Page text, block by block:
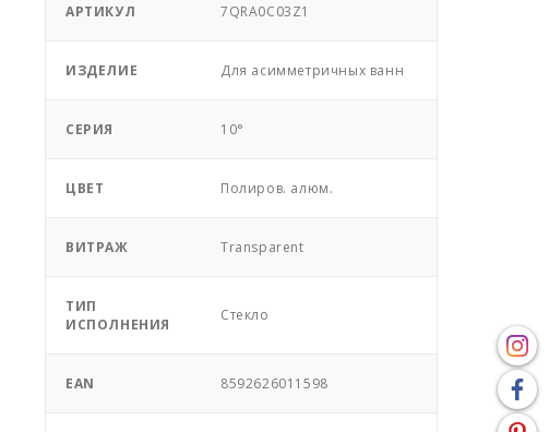
АРТИКУЛ 7QRA0C03Z1
ИЗДЕЛИЕ Для асимметричных ванн
СЕРИЯ 10°
ЦВЕТ Полиров. алюм.
ВИТРАЖ Transparent
ТИП
ИСПОЛНЕНИЯ
Стекло
EAN 8592626011598